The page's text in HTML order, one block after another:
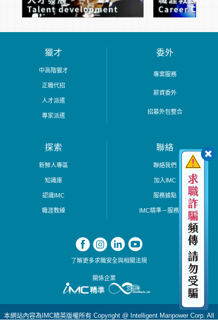
獵才
中高階獵才
正職代招
人才派遣
專家派遣
委外
專案服務
薪資委外
招募外包整合
探索
新鮮人專區
知識庫
認識IMC
職涯教練
聯絡
聯絡我們
加入IMC
服務據點
IMC精準－服務據點
了解更多求職安全與相關法規
關係企業
本網站內容為IMC精英版權所有 Copyright @ Intelligent Manpower Corp. All